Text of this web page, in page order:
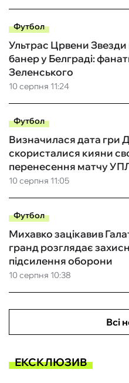
Футбол
10 серпня 11:24
Ультрас Црвени
банер у Белграді:
Зеленського
Футбол
10 серпня 11:05
Визначилася дата гри
скористалися кияни
перенесення матчу
Футбол
10 серпня 10:38
Михавко зацікавив
гранд розглядає
підсилення оборони
Всі
ЕКСКЛЮЗИВ